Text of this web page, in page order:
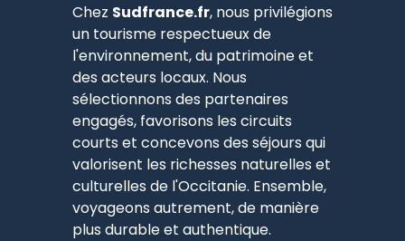
Chez Sudfrance.fr, nous privilégions
un tourisme respectueux de
l'environnement, du patrimoine et
des acteurs locaux. Nous
sélectionnons des partenaires
engagés, favorisons les circuits
courts et concevons des séjours qui
valorisent les richesses naturelles et
culturelles de l'Occitanie. Ensemble,
voyageons autrement, de manière
plus durable et authentique.